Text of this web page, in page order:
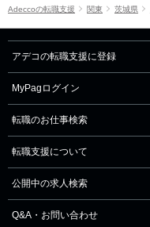
Adeccoの転職支援 関東 茨城県
アデコの転職支援に登録
MyPagログイン
転職のお仕事検索
転職支援について
公開中の求人検索
Q&A・お問い合わせ